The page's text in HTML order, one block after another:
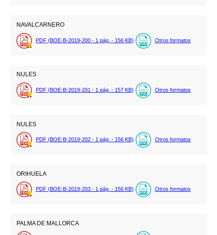
NAVALCARNERO
PDF (BOE-B-2019-200 - 1 pág. - 156 KB) Otros formatos
NULES
PDF (BOE-B-2019-201 - 1 pág. - 157 KB) Otros formatos
NULES
PDF (BOE-B-2019-202 - 1 pág. - 156 KB) Otros formatos
ORIHUELA
PDF (BOE-B-2019-203 - 1 pág. - 156 KB) Otros formatos
PALMA DE MALLORCA